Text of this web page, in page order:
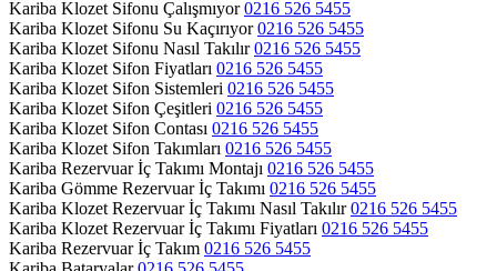
Kariba Klozet Sifonu Çalışmıyor0216 526 5455
Kariba Klozet Sifonu Su Kaçırıyor0216 526 5455
Kariba Klozet Sifonu Nasıl Takılır0216 526 5455
Kariba Klozet Sifon Fiyatları 0216 526 5455
Kariba Klozet Sifon Sistemleri 0216 526 5455
Kariba Klozet Sifon Çeşitleri 0216 526 5455
Kariba Klozet Sifon Contası 0216 526 5455
Kariba Klozet Sifon Takımları 0216 526 5455
Kariba Rezervuar İç Takımı Montajı 0216 526 5455
Kariba Gömme Rezervuar İç Takımı 0216 526 5455
Kariba Klozet Rezervuar İç Takımı Nasıl Takılır0216 526 5455
Kariba Klozet Rezervuar İç Takımı Fiyatları 0216 526 5455
Kariba Rezervuar İç Takım 0216 526 5455